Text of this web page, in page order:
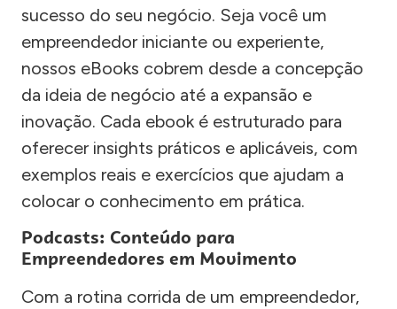
sucesso do seu negócio. Seja você um
empreendedor iniciante ou experiente,
nossos eBooks cobrem desde a concepção
da ideia de negócio até a expansão e
inovação. Cada ebook é estruturado para
oferecer insights práticos e aplicáveis, com
exemplos reais e exercícios que ajudam a
colocar o conhecimento em prática.
Podcasts: Conteúdo para
Empreendedores em Movimento
Com a rotina corrida de um empreendedor,